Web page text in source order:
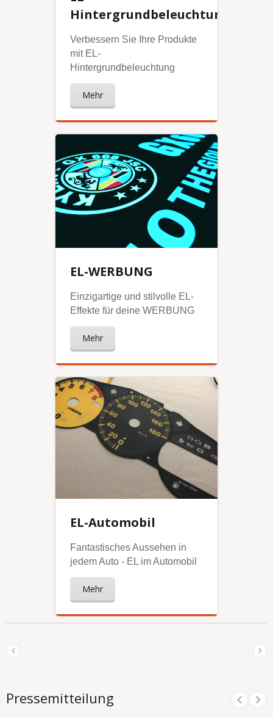
Hintergrundbeleuchtung
Verbessern Sie Ihre Produkte
mit EL-
Hintergrundbeleuchtung
Mehr
EL-WERBUNG
Einzigartige und stilvolle EL-
Effekte für deine WERBUNG
Mehr
EL-Automobil
Fantastisches Aussehen in
jedem Auto - EL im Automobil
Mehr
Pressemitteilung